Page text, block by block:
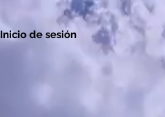
Inicio de sesión